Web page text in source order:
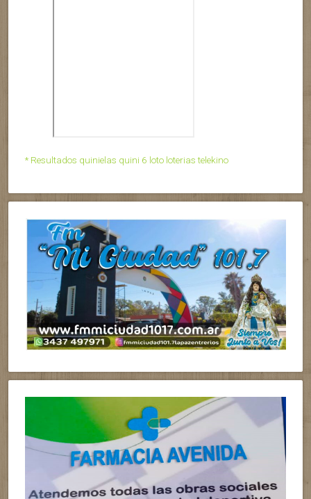
* Resultados quinielas quini 6 loto loterias telekino